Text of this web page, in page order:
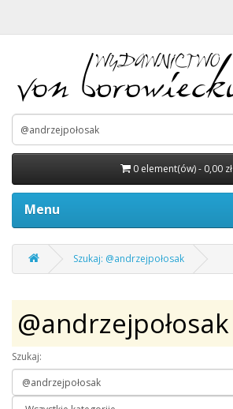
0 element(ów) - 0,00 zł
Menu
Szukaj: @andrzejpołosak
@andrzejpołosak
Szukaj: